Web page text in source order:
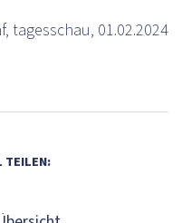
tagesschau, 01.02.2024
TEILEN: